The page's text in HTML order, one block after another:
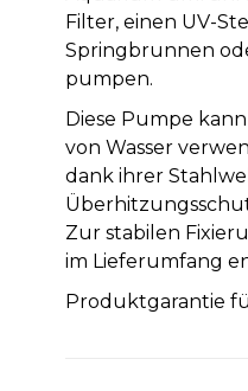
Filter, einen UV-
Springbrunnen
pumpen.
Diese Pumpe
von Wasser
dank ihrer
Zur stabilen
im Lieferumfang
Produktgarantie